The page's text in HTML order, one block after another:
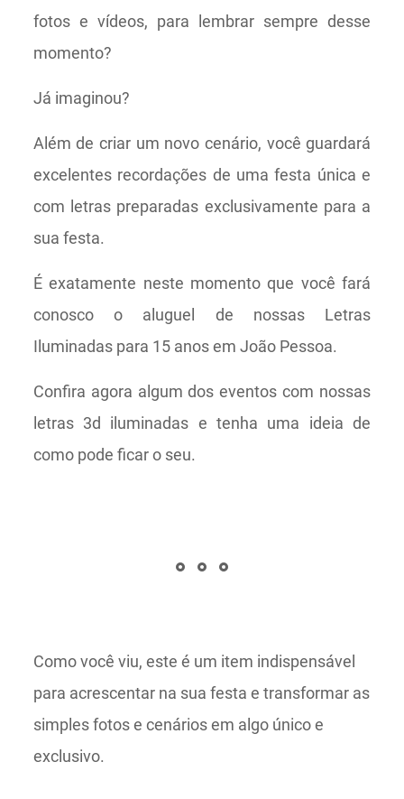
fotos e vídeos, para lembrar sempre desse
momento?
Já imaginou?
Além de criar um novo cenário, você guardará
excelentes recordações de uma festa única e
com letras preparadas exclusivamente para a
sua festa.
É exatamente neste momento que você fará
conosco o aluguel de nossas Letras
Iluminadas para 15 anos em João Pessoa.
Confira agora algum dos eventos com nossas
letras 3d iluminadas e tenha uma ideia de
como pode ficar o seu.
Como você viu, este é um item indispensável
para acrescentar na sua festa e transformar as
simples fotos e cenários em algo único e
exclusivo.